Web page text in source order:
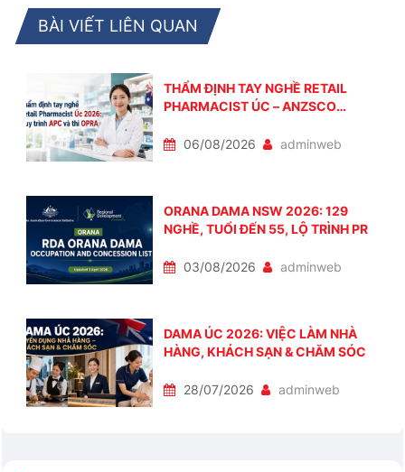
BÀI VIẾT LIÊN QUAN
THẨM ĐỊNH TAY NGHỀ RETAIL
PHARMACIST ÚC – ANZSCO
06/08/2026
adminweb
ORANA DAMA NSW 2026: 129
NGHỀ, TUỔI ĐẾN 55, LỘ TRÌNH PR
03/08/2026 adminweb
DAMA ÚC 2026: VIỆC LÀM NHÀ
HÀNG, KHÁCH SẠN & CHĂM SÓC
28/07/2026 adminweb